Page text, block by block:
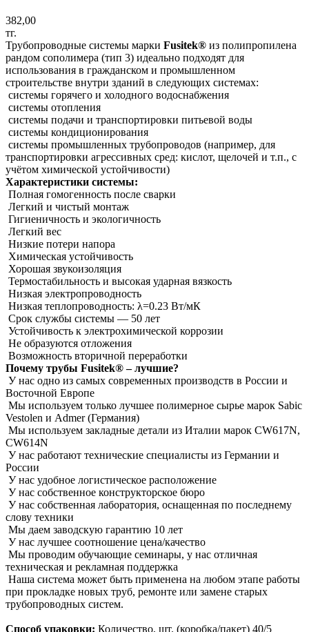
382,00
тг.
Трубопроводные системы марки Fusitek® из полипропилена
рандом сополимера (тип 3) идеально подходят для
использования в гражданском и промышленном
строительстве внутри зданий в следующих системах:
системы горячего и холодного водоснабжения
системы отопления
системы подачи и транспортировки питьевой воды
системы кондиционирования
системы промышленных трубопроводов (например, для
транспортировки агрессивных сред: кислот, щелочей и т.п., с
учётом химической устойчивости)
Характеристики системы:
Полная гомогенность после сварки
Легкий и чистый монтаж
Гигиеничность и экологичность
Легкий вес
Низкие потери напора
Химическая устойчивость
Хорошая звукоизоляция
Термостабильность и высокая ударная вязкость
Низкая электропроводность
Низкая теплопроводность: λ=0.23 Вт/мК
Срок службы системы ― 50 лет
Устойчивость к электрохимической коррозии
Не образуются отложения
Возможность вторичной переработки
Почему трубы Fusitek® – лучшие?
У нас одно из самых современных производств в России и
Восточной Европе
Мы используем только лучшее полимерное сырье марок Sabic
Vestolen и Admer (Германия)
Мы используем закладные детали из Италии марок CW617N,
CW614N
У нас работают технические специалисты из Германии и
России
У нас удобное логистическое расположение
У нас собственное конструкторское бюро
У нас собственная лаборатория, оснащенная по последнему
слову техники
Мы даем заводскую гарантию 10 лет
У нас лучшее соотношение цена/качество
Мы проводим обучающие семинары, у нас отличная
техническая и рекламная поддержка
Наша система может быть применена на любом этапе работы
при прокладке новых труб, ремонте или замене старых
трубопроводных систем.
Способ упаковки: Количество, шт. (коробка/пакет) 40/5